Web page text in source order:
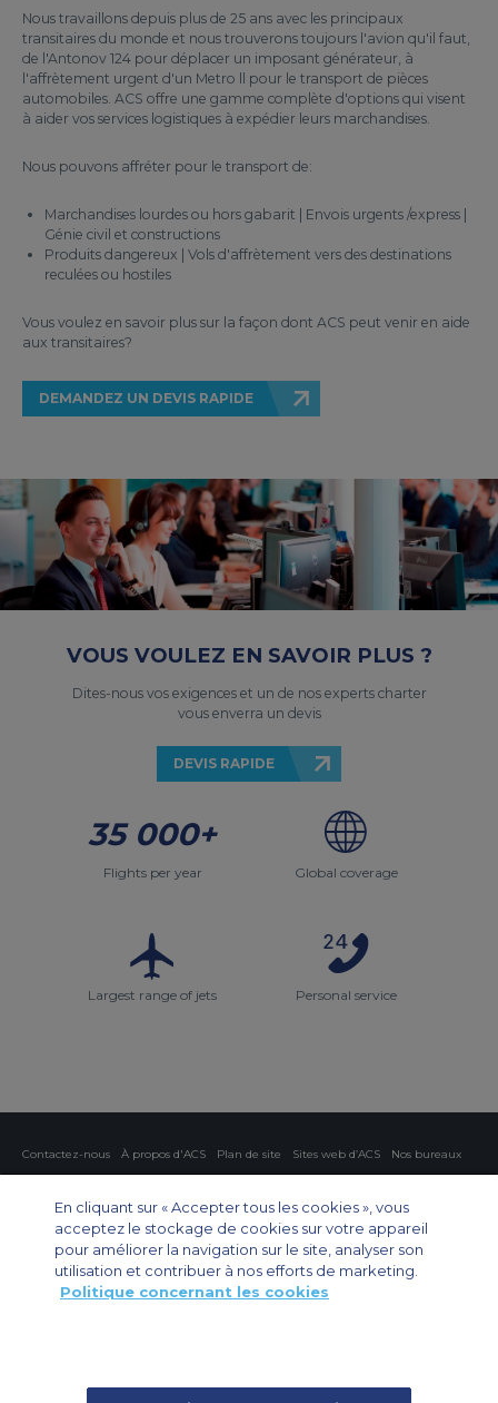
Nous travaillons depuis plus de 25 ans avec les principaux
transitaires du monde et nous trouverons toujours l'avion qu'il faut,
de l'Antonov 124 pour déplacer un imposant générateur, à
l'affrètement urgent d'un Metro ll pour le transport de pièces
automobiles. ACS offre une gamme complète d'options qui visent
à aider vos services logistiques à expédier leurs marchandises.
Nous pouvons affréter pour le transport de:
Marchandises lourdes ou hors gabarit | Envois urgents /express |
Génie civil et constructions
Produits dangereux | Vols d'affrètement vers des destinations
reculées ou hostiles
Vous voulez en savoir plus sur la façon dont ACS peut venir en aide
aux transitaires?
DEMANDEZ UN DEVIS RAPIDE
VOUS VOULEZ EN SAVOIR PLUS ?
Dites-nous vos exigences et un de nos experts charter
vous enverra un devis
DEVIS RAPIDE
35 000+
Flights per year Global coverage
Largest range of jets Personal service
Contactez-nous À propos d'ACS Plan de site Sites web d’ACS
Nos bureaux
Paramètres des cookies
Affrètement privé
Affrètement commercial
Affrètement cargo
Guide des avions
Private Charter App
En cliquant sur « Accepter tous les cookies », vous
acceptez le stockage de cookies sur votre appareil
pour améliorer la navigation sur le site, analyser son
utilisation et contribuer à nos efforts de marketing.
Politique concernant les cookies